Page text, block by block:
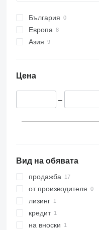
България
Европа
Азия
Цена
–
Вид на обявата
продажба
от производителя
лизинг
кредит
на вноски